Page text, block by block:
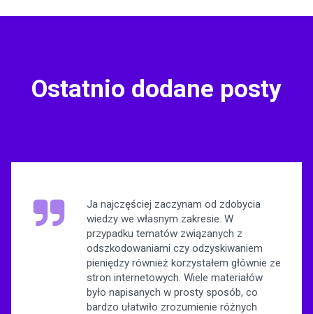
Ostatnio dodane posty
Ja najczęściej zaczynam od zdobycia
wiedzy we własnym zakresie. W
przypadku tematów związanych z
odszkodowaniami czy odzyskiwaniem
pieniędzy również korzystałem głównie ze
stron internetowych. Wiele materiałów
było napisanych w prosty sposób, co
bardzo ułatwiło zrozumienie różnych